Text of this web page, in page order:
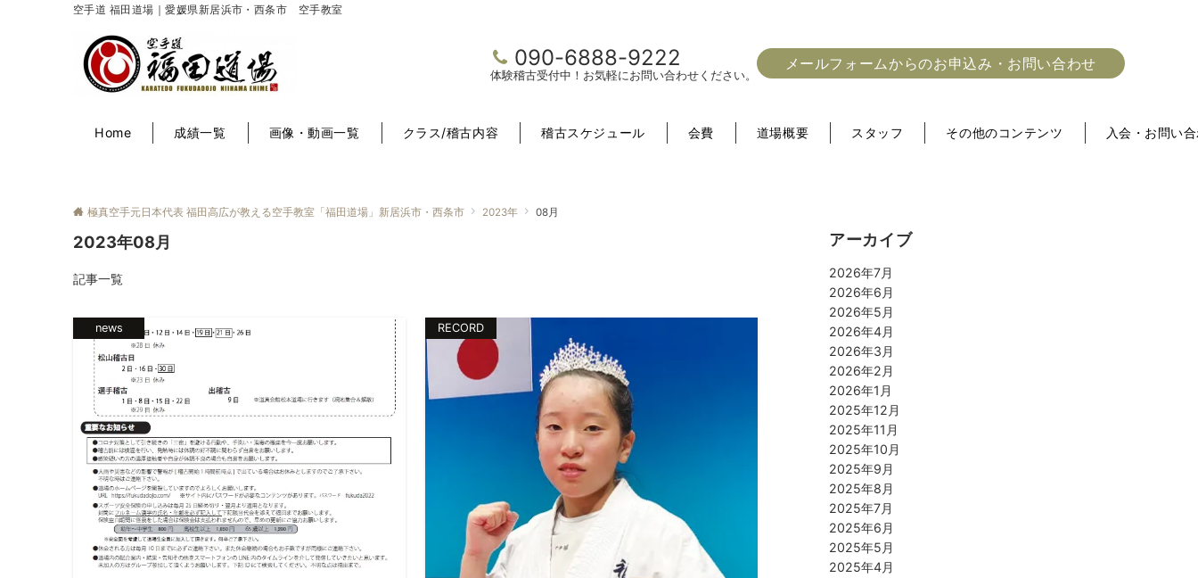
空手道 福田道場｜愛媛県新居浜市・西条市 空手教室
090-6888-9222
体験稽古受付中！お気軽にお問い合わせください。
メールフォームからのお申込み・お問い合わせ
Home 成績一覧 画像・動画一覧 クラス/稽古内容 稽古スケジュール 会費 道場概要 スタッフ その他のコンテンツ 入会・お問い
極真空手元日本代表 福田高広が教える空手教室「福田道場」新居浜市・西条市 2023年 08月
2023年08月
記事一覧
news RECORD
アーカイブ
2026年7月
2026年6月
2026年5月
2026年4月
2026年3月
2026年2月
2026年1月
2025年12月
2025年11月
2025年10月
2025年9月
2025年8月
2025年7月
2025年6月
2025年5月
2025年4月